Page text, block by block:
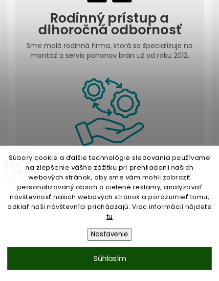
Súbory cookie a ďalšie technológie sledovania používame
na zlepšenie vášho zážitku pri prehliadaní našich
webových stránok, aby sme vám mohli zobraziť
personalizovaný obsah a cielené reklamy, analyzovať
návštevnosť našich webových stránok a porozumieť tomu,
odkiaľ naši návštevníci prichádzajú. Viac informácií nájdete
tu
Nastavenie
Súhlasím
Rodinný prístup a
dlhoročná odbornosť
Sme malá rodinná firma, ktorá sa špecializuje na
montáž a servis pohonov brán už od roku 2012.
Výber správneho pohonu
nechajte na nás
Neviete si poradiť s výberom pohonu? Kontaktujte
nás a radi vám pomôžeme s výberom vhodného
motora.